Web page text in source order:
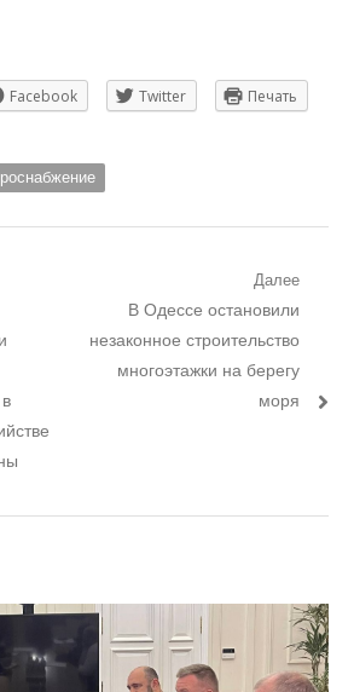
Facebook Twitter Печать
Далее
Следующий
пост:
В Одессе остановили
незаконное строительство
многоэтажки на берегу
моря